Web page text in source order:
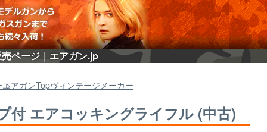
ページ｜エアガン.jp
エアガンTopヴィンテージメーカー
付 エアコッキングライフル (中古)